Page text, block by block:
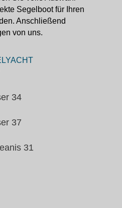
Segelboot für Ihren
Anschließend
von uns.
34
37
31